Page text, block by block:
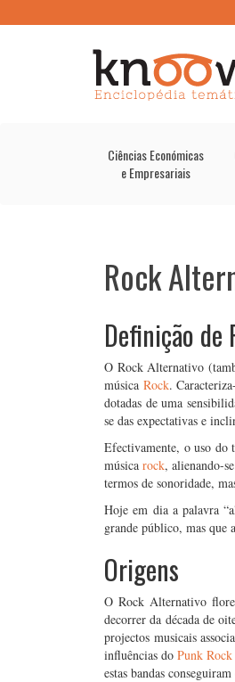
Ciências Económicas
e Empresariais
Rock
Definição
O Rock Alternativo
música Rock.
dotadas de uma
se das expectativas e
Efectivamente, o uso do
músicarock, alienando-
termos de sonoridade,
Hoje em dia a palavra
grande público, mas que
Origens
O Rock Alternativo
decorrer da década de
projectos musicais
influências doPunk Rock
estas bandas